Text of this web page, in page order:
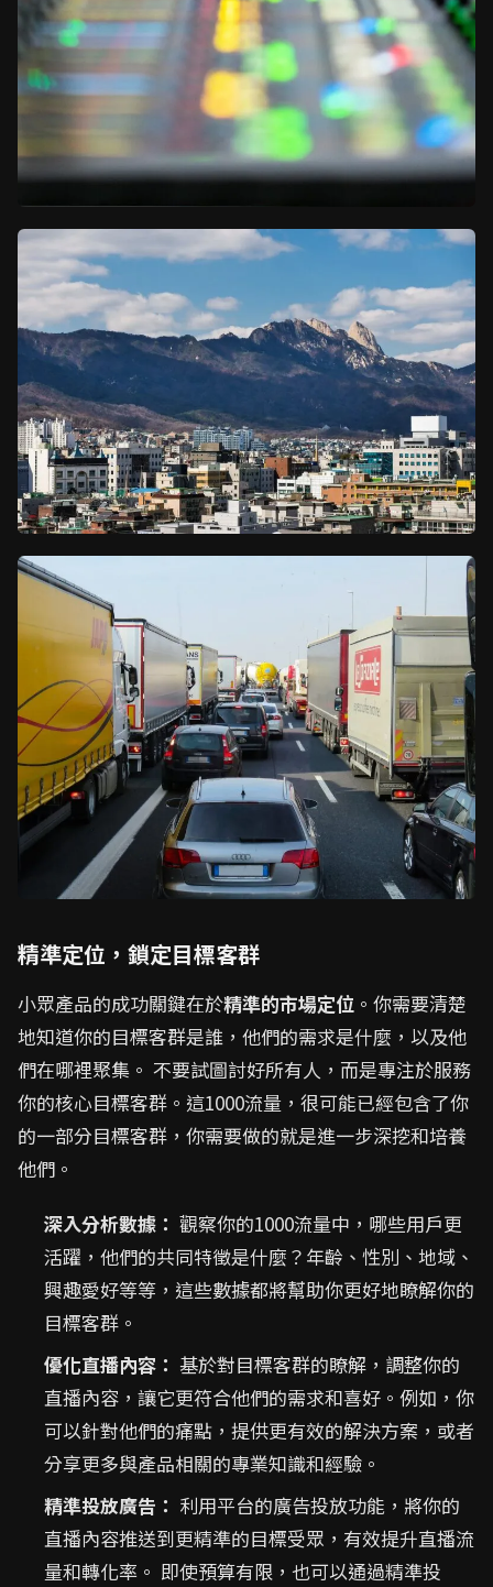
精準定位，鎖定目標客群
小眾產品的成功關鍵在於精準的市場定位 。你需要清楚
地知道你的目標客群是誰，他們的需求是什麼，以及他
們在哪裡聚集。 不要試圖討好所有人，而是專注於服務
你的核心目標客群。這1000流量，很可能已經包含了你
的一部分目標客群，你需要做的就是進一步深挖和培養
他們。
深入分析數據： 觀察你的1000流量中，哪些用戶更
活躍，他們的共同特徵是什麼？年齡、性別、地域、
興趣愛好等等，這些數據都將幫助你更好地瞭解你的
目標客群。
優化直播內容： 基於對目標客群的瞭解，調整你的
直播內容，讓它更符合他們的需求和喜好。例如，你
可以針對他們的痛點，提供更有效的解決方案，或者
分享更多與產品相關的專業知識和經驗。
精準投放廣告： 利用平台的廣告投放功能，將你的
直播內容推送到更精準的目標受眾，有效提升直播流
量和轉化率。 即使預算有限，也可以通過精準投